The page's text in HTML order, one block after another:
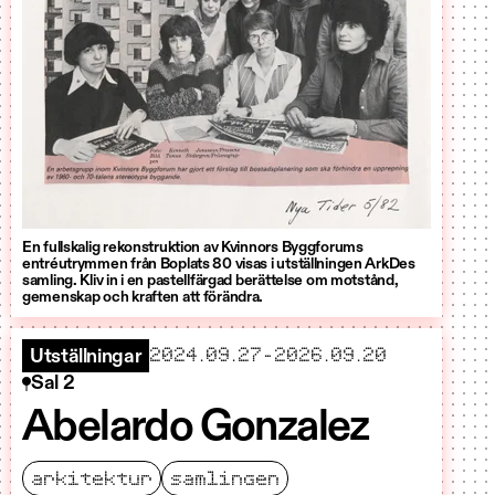
En fullskalig rekonstruktion av Kvinnors Byggforums
entréutrymmen från Boplats 80 visas i utställningen ArkDes
samling. Kliv in i en pastellfärgad berättelse om motstånd,
gemenskap och kraften att förändra.
Utställningar startar
2024.09.27- slutar
2026.09.20
Sal 2
Abelardo Gonzalez
arkitektur samlingen